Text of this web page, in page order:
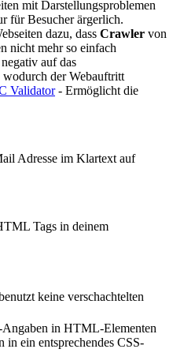
mit Darstellungsproblemen
für Besucher ärgerlich.
dazu, dass Crawler von
nicht mehr so einfach
auf das
der Webauftritt
Validator- Ermöglicht die
Adresse im Klartext auf
Tags in deinem
keine verschachtelten
Angaben in HTML-Elementen
in ein entsprechendes CSS-